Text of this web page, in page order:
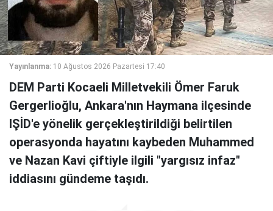
Yayınlanma: 10 Ağustos 2026 Pazartesi 17:40
DEM Parti Kocaeli Milletvekili Ömer Faruk
Gergerlioğlu, Ankara'nın Haymana ilçesinde
IŞİD'e yönelik gerçekleştirildiği belirtilen
operasyonda hayatını kaybeden Muhammed
ve Nazan Kavi çiftiyle ilgili "yargısız infaz"
iddiasını gündeme taşıdı.